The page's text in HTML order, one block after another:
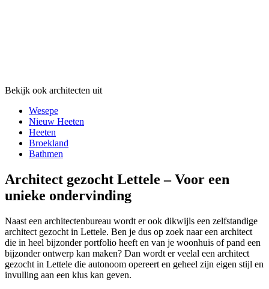
Bekijk ook architecten uit
Wesepe
Nieuw Heeten
Heeten
Broekland
Bathmen
Architect gezocht Lettele – Voor een
unieke ondervinding
Naast een architectenbureau wordt er ook dikwijls een zelfstandige
architect gezocht in Lettele. Ben je dus op zoek naar een architect
die in heel bijzonder portfolio heeft en van je woonhuis of pand een
bijzonder ontwerp kan maken? Dan wordt er veelal een architect
gezocht in Lettele die autonoom opereert en geheel zijn eigen stijl en
invulling aan een klus kan geven.